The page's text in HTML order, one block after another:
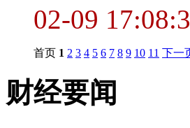
02-09
首页 1 2 3 4 5 6 7 8 9 10 11 下一
财经要闻